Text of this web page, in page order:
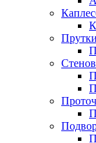
Прутки